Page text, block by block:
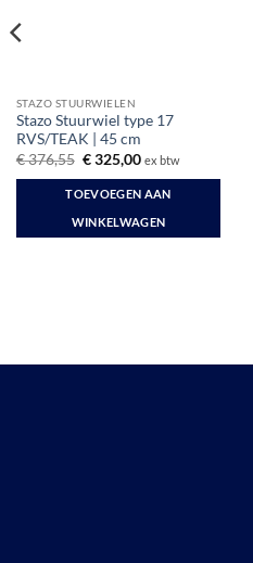
STAZO STUURWIELEN
Stazo Stuurwiel type 17
RVS/TEAK | 45 cm
€376,55 Oorspronkelijke
was:
€ 376,55.
€325,00Huidige
is:
€ 325,00.
ex btw
TOEVOEGEN AAN
WINKELWAGEN